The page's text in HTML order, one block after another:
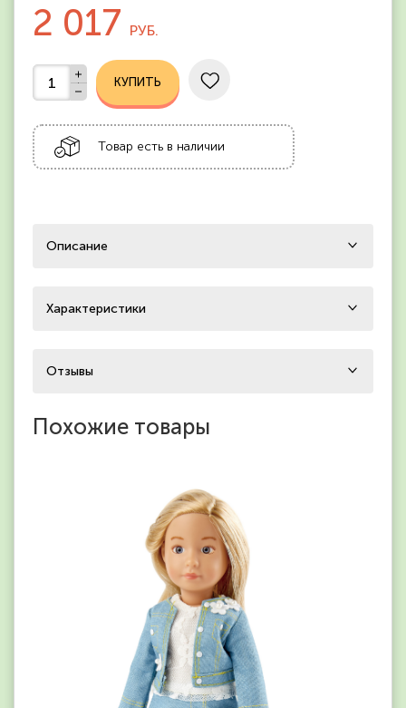
2 017 РУБ.
Товар есть в наличии
Описание
Характеристики
Отзывы
Похожие товары